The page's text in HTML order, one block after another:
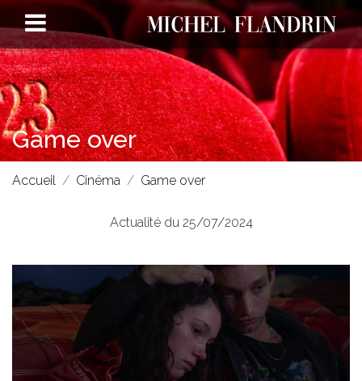
Game over
Accueil Cinéma Game over
Actualité du 25/07/2024